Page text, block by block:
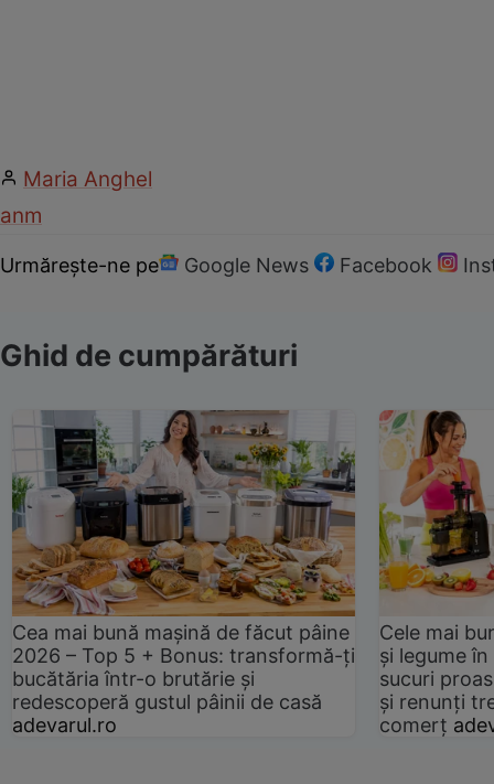
Maria Anghel
anm
Urmărește-ne pe Google News Facebook
Ghid de cumpărături
Cea mai bună mașină de făcut pâine
2026 – Top 5 + Bonus: transformă-ți
bucătăria într-o brutărie și
redescoperă gustul pâinii de casă
adevarul.ro
Cele mai
și legume
sucuri
și renunți
comerț